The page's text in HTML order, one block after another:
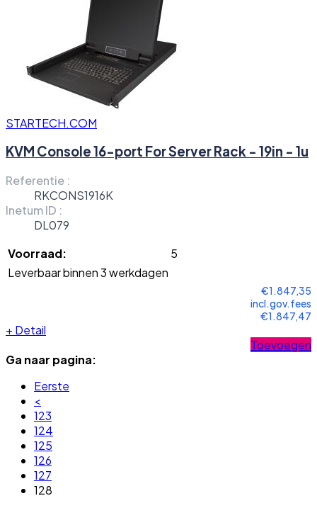
STARTECH.COM
KVM Console 16-port For Server Rack - 19in - 1u
Referentie :
RKCONS1916K
Inetum ID :
DL079
Voorraad:
5
Leverbaar binnen 3 werkdagen
€1.847,35
incl.gov.fees
€1.847,47
+ Detail
Toevoegen
Ga naar pagina:
Eerste
<
123
124
125
126
127
128